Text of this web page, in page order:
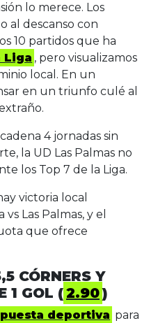
lo merece. Los
al descanso con
10 partidos que ha
Liga , pero visualizamos
local. En un
en un triunfo culé al
4 jornadas sin
la UD Las Palmas no
los Top 7 de la Liga.
victoria local
Las Palmas, y el
que ofrece
CÓRNERS Y
1 GOL (2.90)
deportiva para